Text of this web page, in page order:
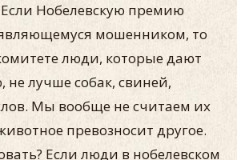
Нобелевскую премию
мошенником, то
люди, которые дают
не лучше собак, свиней,
Мы вообще не считаем их
превозносит другое.
Если люди в нобелевском